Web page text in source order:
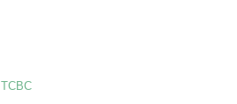
TCBC